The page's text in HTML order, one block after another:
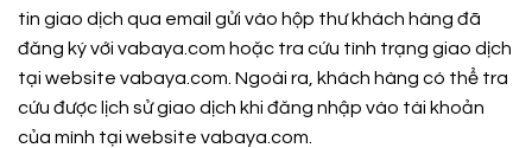
tin giao dịch qua email gửi vào hộp thư khách hàng đã
đăng ký với vabaya.com hoặc tra cứu tình trạng giao dịch
tại website vabaya.com. Ngoài ra, khách hàng có thể tra
cứu được lịch sử giao dịch khi đăng nhập vào tài khoản
của mình tại website vabaya.com.